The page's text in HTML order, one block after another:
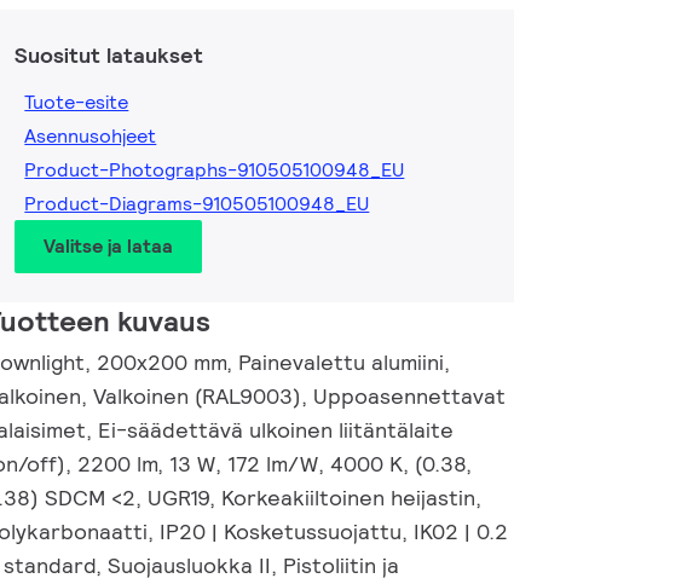
Suositut lataukset
Tuote-esite
Asennusohjeet
Product-Photographs-910505100948_EU
Product-Diagrams-910505100948_EU
Valitse ja lataa
kuvaus
200x200 mm, Painevalettu alumiini,
Valkoinen (RAL9003), Uppoasennettavat
Ei-säädettävä ulkoinen liitäntälaite
off), 2200 lm, 13 W, 172 lm/W, 4000 K, (0.38,
SDCM <2, UGR19, Korkeakiiltoinen heijastin,
IP20 | Kosketussuojattu, IK02 | 0.2
Suojausluokka II, Pistoliitin ja